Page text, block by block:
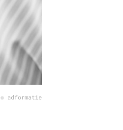
© adformatie